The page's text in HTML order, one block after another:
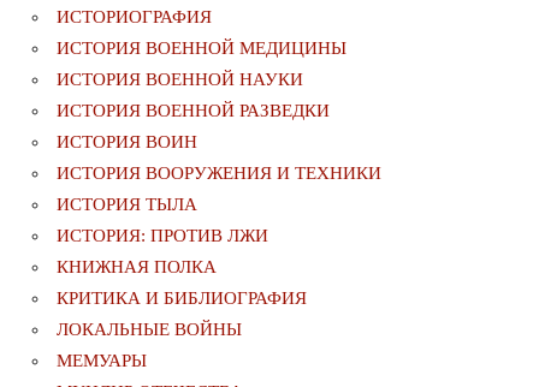
ИСТОРИОГРАФИЯ
ИСТОРИЯ ВОЕННОЙ МЕДИЦИНЫ
ИСТОРИЯ ВОЕННОЙ НАУКИ
ИСТОРИЯ ВОЕННОЙ РАЗВЕДКИ
ИСТОРИЯ ВОИН
ИСТОРИЯ ВООРУЖЕНИЯ И ТЕХНИКИ
ИСТОРИЯ ТЫЛА
ИСТОРИЯ: ПРОТИВ ЛЖИ
КНИЖНАЯ ПОЛКА
КРИТИКА И БИБЛИОГРАФИЯ
ЛОКАЛЬНЫЕ ВОЙНЫ
МЕМУАРЫ